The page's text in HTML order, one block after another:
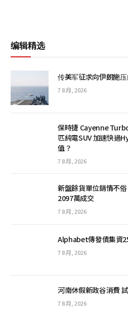
编辑精选
传美军征求向伊朗施
7 8 月, 2026
保時捷 Cayenne
匹純電SUV 加速快過
值？
7 8 月, 2026
新盤餘貨單位銷情不
2097萬成交
7 8 月, 2026
Alphabet傳發債集資
7 8 月, 2026
河南休假新政谷消費
7 8 月, 2026